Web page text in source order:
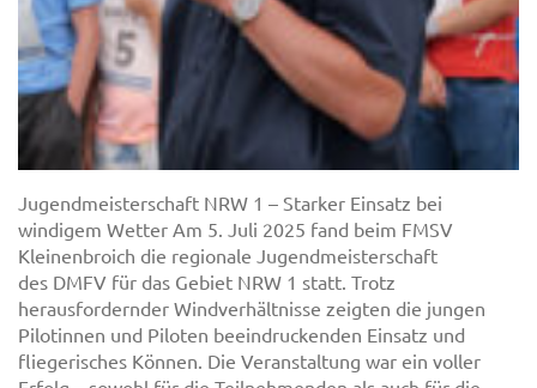
Jugendmeisterschaft NRW 1 – Starker Einsatz bei
windigem Wetter Am 5. Juli 2025 fand beim FMSV
Kleinenbroich die regionale Jugendmeisterschaft
des DMFV für das Gebiet NRW 1 statt. Trotz
herausfordernder Windverhältnisse zeigten die jungen
Pilotinnen und Piloten beeindruckenden Einsatz und
fliegerisches Können. Die Veranstaltung war ein voller